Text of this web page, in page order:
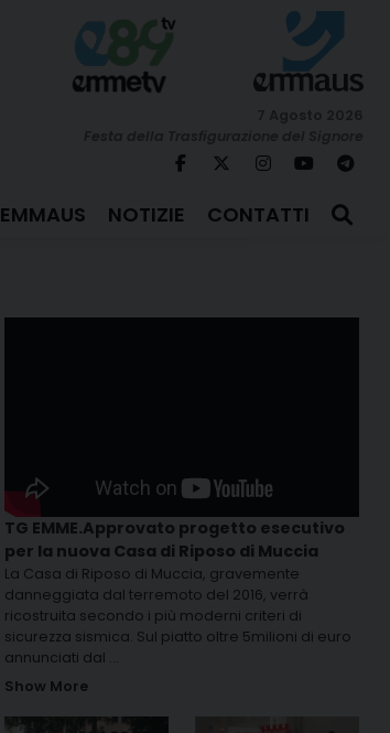
EMMAUS NOTIZIE CONTATTI
TG EMME.Approvato progetto esecutivo
per la nuova Casa di Riposo di Muccia
La Casa di Riposo di Muccia, gravemente
danneggiata dal terremoto del 2016, verrà
ricostruita secondo i più moderni criteri di
sicurezza sismica. Sul piatto oltre 5milioni di euro
annunciati dal ...
Show More